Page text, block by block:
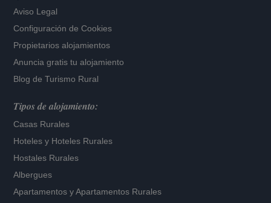
Aviso Legal
Configuración de Cookies
Propietarios alojamientos
Anuncia gratis tu alojamiento
Blog de Turismo Rural
Tipos de alojamiento:
Casas Rurales
Hoteles y Hoteles Rurales
Hostales Rurales
Albergues
Apartamentos yApartamentos Rurales